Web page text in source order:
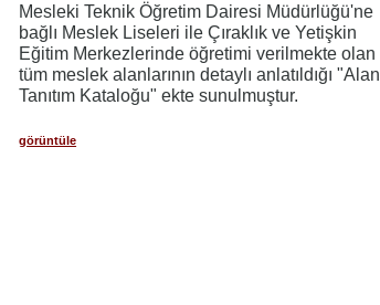
Mesleki Teknik Öğretim Dairesi Müdürlüğü'ne
bağlı Meslek Liseleri ile Çıraklık ve Yetişkin
Eğitim Merkezlerinde öğretimi verilmekte olan
tüm meslek alanlarının detaylı anlatıldığı "Alan
Tanıtım Kataloğu" ekte sunulmuştur.
görüntüle